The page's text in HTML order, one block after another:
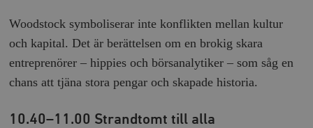
Woodstock symboliserar inte konflikten mellan kultur
och kapital. Det är berättelsen om en brokig skara
entreprenörer – hippies och börsanalytiker – som såg en
chans att tjäna stora pengar och skapade historia.
10.40–11.00 Strandtomt till alla